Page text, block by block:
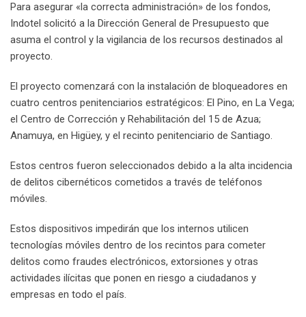
Para asegurar «la correcta administración» de los fondos,
Indotel solicitó a la Dirección General de Presupuesto que
asuma el control y la vigilancia de los recursos destinados al
proyecto.
El proyecto comenzará con la instalación de bloqueadores en
cuatro centros penitenciarios estratégicos: El Pino, en La Vega;
el Centro de Corrección y Rehabilitación del 15 de Azua;
Anamuya, en Higüey, y el recinto penitenciario de Santiago.
Estos centros fueron seleccionados debido a la alta incidencia
de delitos cibernéticos cometidos a través de teléfonos
móviles.
Estos dispositivos impedirán que los internos utilicen
tecnologías móviles dentro de los recintos para cometer
delitos como fraudes electrónicos, extorsiones y otras
actividades ilícitas que ponen en riesgo a ciudadanos y
empresas en todo el país.